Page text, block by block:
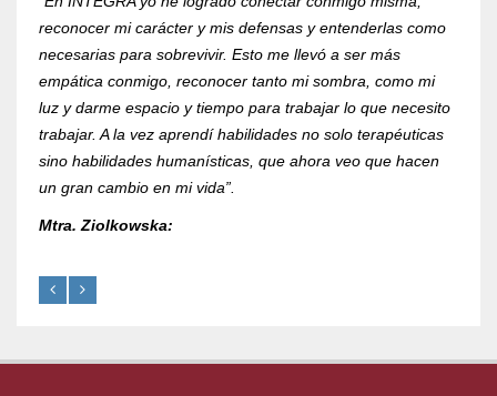
reconocer mi carácter y mis defensas y entenderlas como
necesarias para sobrevivir. Esto me llevó a ser más
empática conmigo, reconocer tanto mi sombra, como mi
luz y darme espacio y tiempo para trabajar lo que necesito
trabajar. A la vez aprendí habilidades no solo terapéuticas
sino habilidades humanísticas, que ahora veo que hacen
un gran cambio en mi vida”.
Mtra. Ziolkowska: